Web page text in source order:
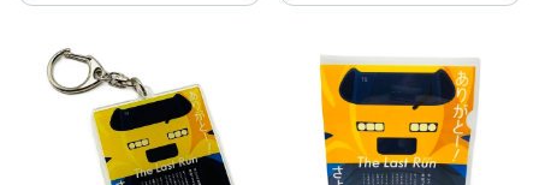
念★JR西日本の駅などで掲出されている
念★JR西日本の駅などで掲出されている